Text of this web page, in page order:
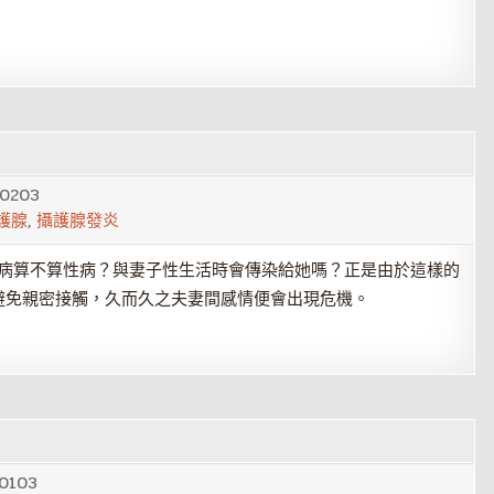
腺, 攝護腺發炎
算性病？與妻子性生活時會傳染給她嗎？正是由於這樣的
親密接觸，久而久之夫妻間感情便會出現危機。